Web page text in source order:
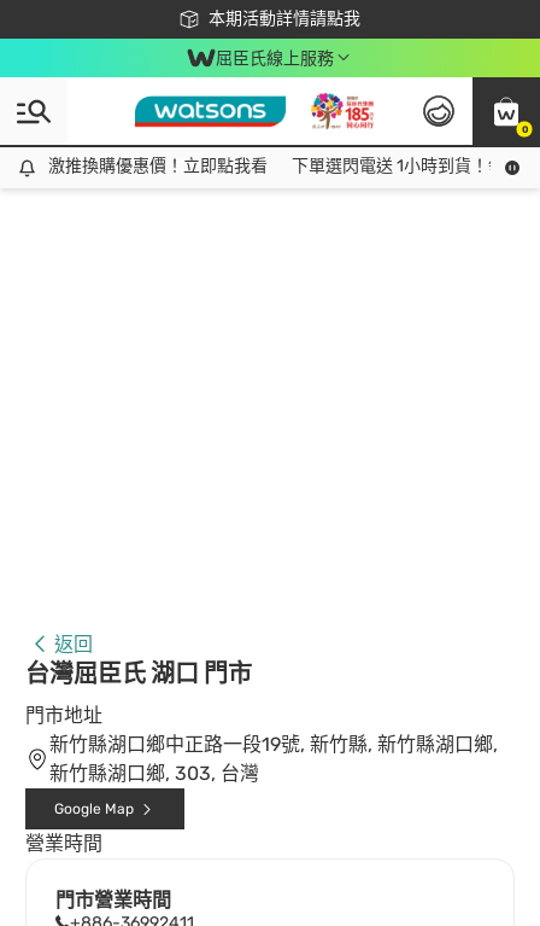
本期活動詳情請點我
下載app最高回饋$350
屈臣氏線上服務
0
激推換購優惠價！立即點我看
激推換購優惠價！立即點我看 下單選閃電送 1小時到貨！領神
返回
台灣屈臣氏 湖口 門市
門市地址
新竹縣湖口鄉中正路一段19號, 新竹縣, 新竹縣湖口鄉,
新竹縣湖口鄉, 303, 台灣
Google Map
營業時間
門市營業時間